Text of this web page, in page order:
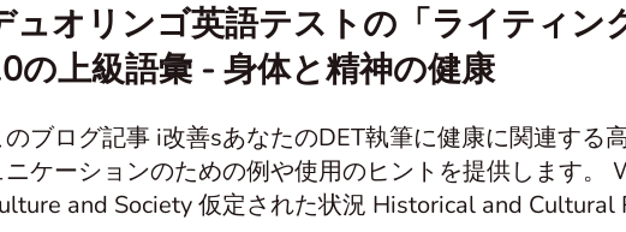
ュオリンゴ英語テストの「ライティン
の上級語彙 - 身体と精神の健康
のブログ記事 i改善sあなたのDET執筆に健康に関連する
ケーションのための例や使用のヒントを提供します。 Writing Sample 個人的な経験
Society 仮定された状況 Historical and Cultural Reflection 倫理と道徳